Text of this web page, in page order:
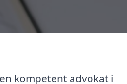
kompetent advokat i